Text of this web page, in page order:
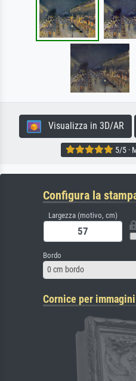
Visualizza in 3D/AR
5/5 ·
Configura la
Largezza (motivo, cm)
Bordo
0 cm bordo
Cornice per immagini